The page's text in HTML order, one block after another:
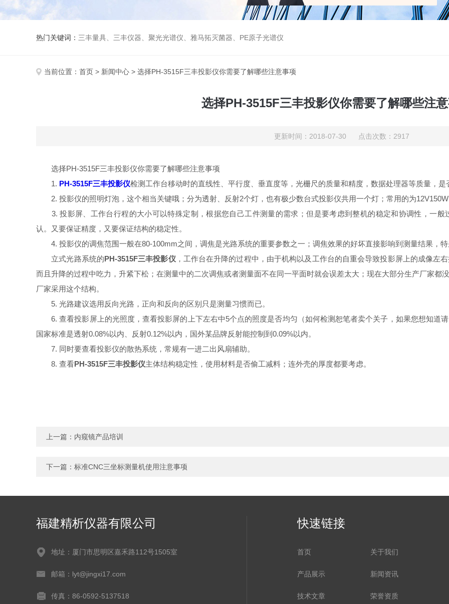
热门关键词： 三丰量具、三丰仪器、聚光光谱仪、雅马拓灭菌器、PE原子光谱仪
当前位置： 首页 > 新闻中心 > 选择PH-3515F三丰投影仪你需要了解哪些注意事项
选择PH-3515F三丰投影仪你需要了解哪些注
更新时间：2018-07-30 点击次数：2917
选择PH-3515F三丰投影仪你需要了解哪些注意事项
1. PH-3515F三丰投影仪检测工作台移动时的直线性、平行度、垂直度等，光栅尺的质量和精度，数据处理器等质量，是
2. 投影仪的照明灯泡，这个相当关键哦；分为透射、反射2个灯，也有极少数台式投影仪共用一个灯；常用的为
3. 投影屏、工作台行程的大小可以特殊定制，根据您自己工件测量的需求；但是要考虑到整机的稳定和协调性，一般
认。又要保证精度，又要保证结构的稳定性。
4. 投影仪的调焦范围一般在80-100mm之间，调焦是光路系统的重要参数之一；调焦效果的好坏直接影响到测量结果，
立式光路系统的PH-3515F三丰投影仪 ，工作台在升降的过程中，由于机构以及工作台的自重会导致投影屏上的成像左
而且升降的过程中吃力，升紧下松；在测量中的二次调焦或者测量面不在同一平面时就会误差太大；现在大部分生产厂家都
厂家采用这个结构。
5. 光路建议选用反向光路，正向和反向的区别只是测量习惯而已。
6. 查看投影屏上的光照度，查看投影屏的上下左右中5个点的照度是否均匀（如何检测恕笔者卖个关子，如果您想知道
国家标准是透射0.08%以内、反射0.12%以内，国外某品牌反射能控制到0.09%以内。
7. 同时要查看投影仪的散热系统，常规有一进二出风扇辅助。
8. 查看PH-3515F三丰投影仪主体结构稳定性，使用材料是否偷工减料；连外壳的厚度都要考虑。
上一篇： 内窥镜产品培训
下一篇： 标准CNC三坐标测量机使用注意事项
福建精析仪器有限公司
地址：厦门市思明区嘉禾路112号1505室
邮箱：lyt@jingxi17.com
传真：86-0592-5137518
快速链接
首页 关于我们
产品展示 新闻资讯
技术文章 荣誉资质